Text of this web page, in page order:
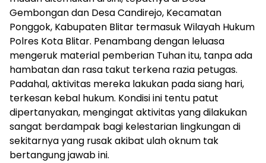
Gembongan dan Desa Candirejo, Kecamatan
Ponggok, Kabupaten Blitar termasuk Wilayah Hukum
Polres Kota Blitar. Penambang dengan leluasa
mengeruk material pemberian Tuhan itu, tanpa ada
hambatan dan rasa takut terkena razia petugas.
Padahal, aktivitas mereka lakukan pada siang hari,
terkesan kebal hukum. Kondisi ini tentu patut
dipertanyakan, mengingat aktivitas yang dilakukan
sangat berdampak bagi kelestarian lingkungan di
sekitarnya yang rusak akibat ulah oknum tak
bertangung jawab ini.